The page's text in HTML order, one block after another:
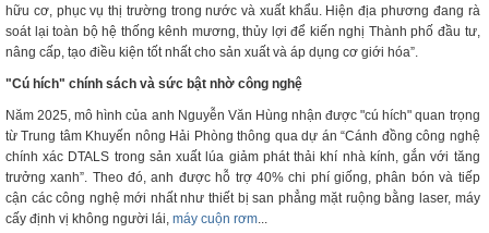
hữu cơ, phục vụ thị trường trong nước và xuất khẩu. Hiện địa phương đang rà
soát lại toàn bộ hệ thống kênh mương, thủy lợi để kiến nghị Thành phố đầu tư,
nâng cấp, tạo điều kiện tốt nhất cho sản xuất và áp dụng cơ giới hóa”.
"Cú hích" chính sách và sức bật nhờ công nghệ
Năm 2025, mô hình của anh Nguyễn Văn Hùng nhận được "cú hích" quan trọng
từ Trung tâm Khuyến nông Hải Phòng thông qua dự án “Cánh đồng công nghệ
chính xác DTALS trong sản xuất lúa giảm phát thải khí nhà kính, gắn với tăng
trưởng xanh”. Theo đó, anh được hỗ trợ 40% chi phí giống, phân bón và tiếp
cận các công nghệ mới nhất như thiết bị san phẳng mặt ruộng bằng laser, máy
cấy định vị không người lái, máy cuộn rơm...